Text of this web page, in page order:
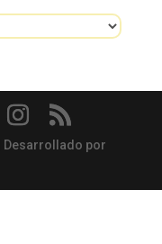
| Desarrollado por